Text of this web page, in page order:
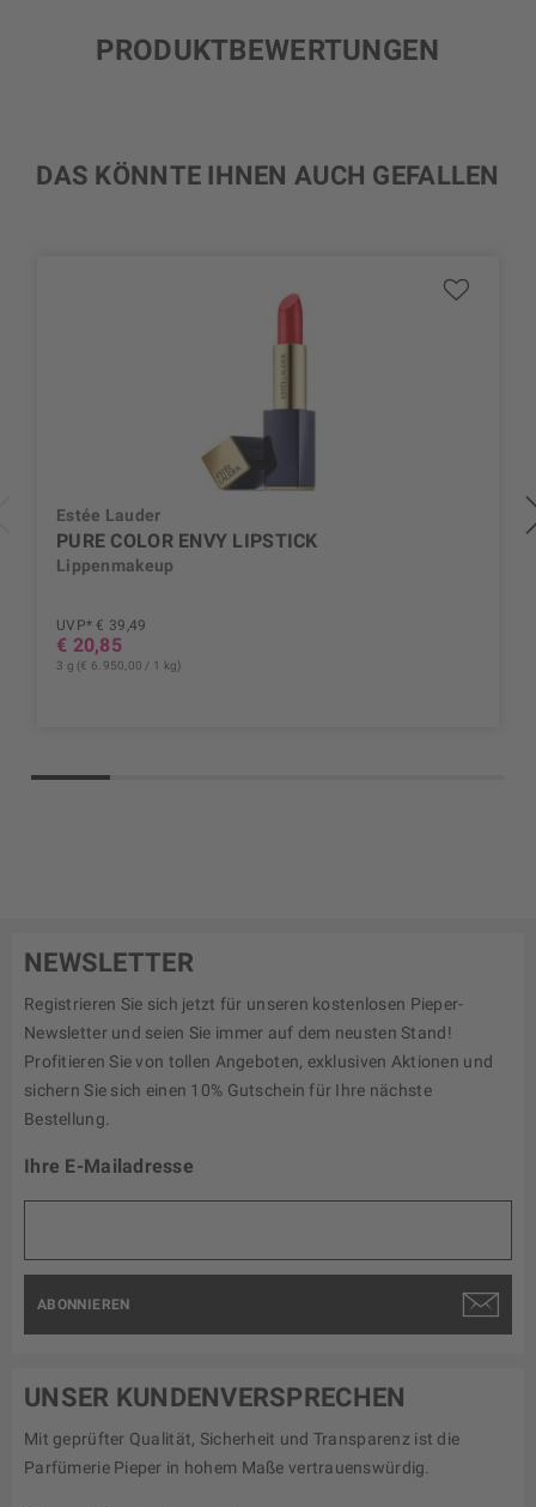
PRODUKTBEWERTUNGEN
DAS KÖNNTE IHNEN AUCH GEFALLEN
Estée Lauder
PURE COLOR ENVY LIPSTICK
Lippenmakeup
UVP* € 39,49
€ 20,85
3 g (€ 6.950,00 / 1 kg)
NEWSLETTER
Registrieren Sie sich jetzt für unseren kostenlosen Pieper-
Newsletter und seien Sie immer auf dem neusten Stand!
Profitieren Sie von tollen Angeboten, exklusiven Aktionen und
sichern Sie sich einen 10% Gutschein für Ihre nächste
Bestellung.
Ihre E-Mailadresse
ABONNIEREN
UNSER KUNDENVERSPRECHEN
Mit geprüfter Qualität, Sicherheit und Transparenz ist die
Parfümerie Pieper in hohem Maße vertrauenswürdig.